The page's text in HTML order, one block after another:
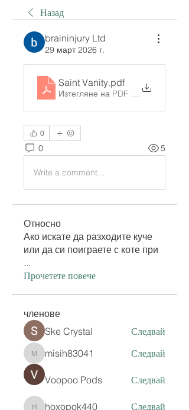
Назад
braininjury Ltd
29 март 2026 г.
Saint Vanity.pdf
Изтегляне на PDF • 303KB
0
0 5
Write a comment...
Относно
Ако искате да разходите куче
или да си поиграете с коте при
...
Прочетете повече
членове
Ske Crystal Следвай
misih83041
misih83041 Следвай
Voopoo Pods Следвай
hoxopok440 Следвай